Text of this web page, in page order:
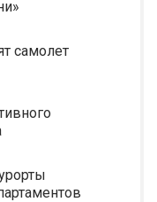
самолет